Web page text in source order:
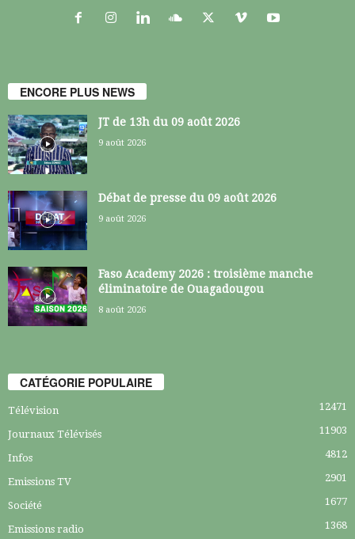
ENCORE PLUS NEWS
JT de 13h du 09 août 2026
9 août 2026
Débat de presse du 09 août 2026
9 août 2026
Faso Academy 2026 : troisième manche
éliminatoire de Ouagadougou
8 août 2026
CATÉGORIE POPULAIRE
Télévision 12471
Journaux Télévisés 11903
Infos 4812
Emissions TV 2901
Société 1677
Emissions radio 1368